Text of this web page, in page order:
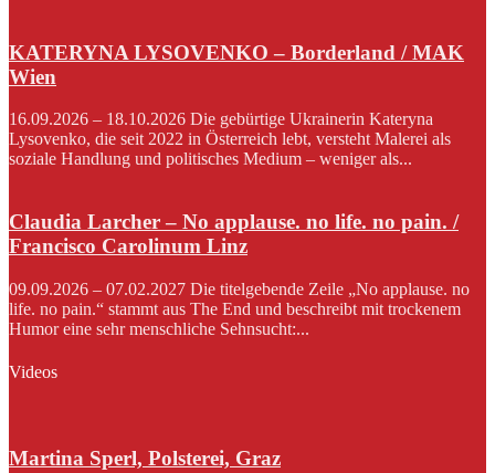
KATERYNA LYSOVENKO – Borderland / MAK
Wien
16.09.2026 – 18.10.2026 Die gebürtige Ukrainerin Kateryna
Lysovenko, die seit 2022 in Österreich lebt, versteht Malerei als
soziale Handlung und politisches Medium – weniger als...
Claudia Larcher – No applause. no life. no pain. /
Francisco Carolinum Linz
09.09.2026 – 07.02.2027 Die titelgebende Zeile „No applause. no
life. no pain.“ stammt aus The End und beschreibt mit trockenem
Humor eine sehr menschliche Sehnsucht:...
Videos
Martina Sperl, Polsterei, Graz